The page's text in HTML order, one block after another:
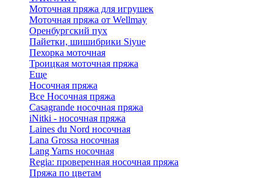
Моточная пряжа для игрушек
Моточная пряжа от Wellmay
Оренбургский пух
Пайетки, шишибрики Siyue
Пехорка моточная
Троицкая моточная пряжа
Еще
Носочная пряжа
Все Носочная пряжа
Casagrande носочная пряжа
iNitki - носочная пряжа
Laines du Nord носочная
Lana Grossa носочная
Lang Yarns носочная
Regia: проверенная носочная пряжа
Пряжа по цветам